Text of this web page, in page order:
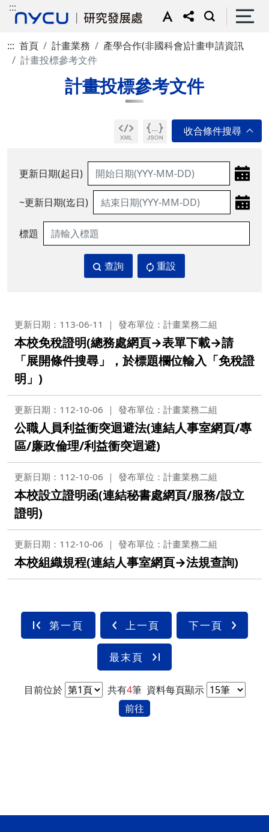
:::
::: 首頁 計畫業務
產學合作(非國科會)計畫申請資訊
計畫投標參考文件
計畫投標參考文件
更新日期(起日)
~更新日期(迄日)
標題
查詢 重設
更新日期：113-06-11 發布單位：計畫業務二組
本校免稅證明(總務處網頁→表單下載→請
「展開條件搜尋」，於標題欄位輸入「免稅證
明」)
更新日期：112-10-06 發布單位：計畫業務二組
公職人員利益衝突迴避法(連結人事室網頁/專
區/廉政倫理/利益衝突迴避)
更新日期：112-10-06 發布單位：計畫業務二組
本校設立證明函(連結秘書處網頁/服務/設立
證明)
更新日期：112-10-06 發布單位：計畫業務二組
本校組織規程(連結人事室網頁→法規查詢)
第一頁 上一頁 下一頁
最末頁
目前位於 共有4筆 資料每頁顯示
前往